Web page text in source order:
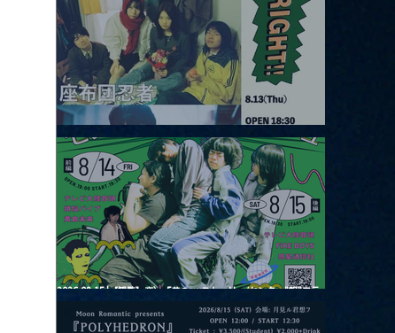
2026.08.13 |【観覧】JUST RIGHT!! vol.26
2026.08.15 |【観覧】夜）『巷のmyストーリー/センター"訳"フラ
ッシュ⚡️後編』